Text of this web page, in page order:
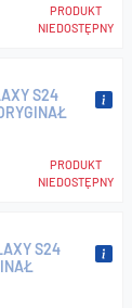
PRODUKT
NIEDOSTĘPNY
S24
PRODUKT
NIEDOSTĘPNY
S24